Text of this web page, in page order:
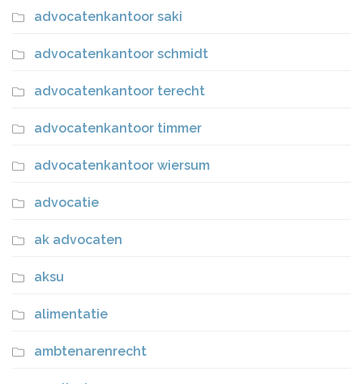
advocatenkantoor saki
advocatenkantoor schmidt
advocatenkantoor terecht
advocatenkantoor timmer
advocatenkantoor wiersum
advocatie
ak advocaten
aksu
alimentatie
ambtenarenrecht